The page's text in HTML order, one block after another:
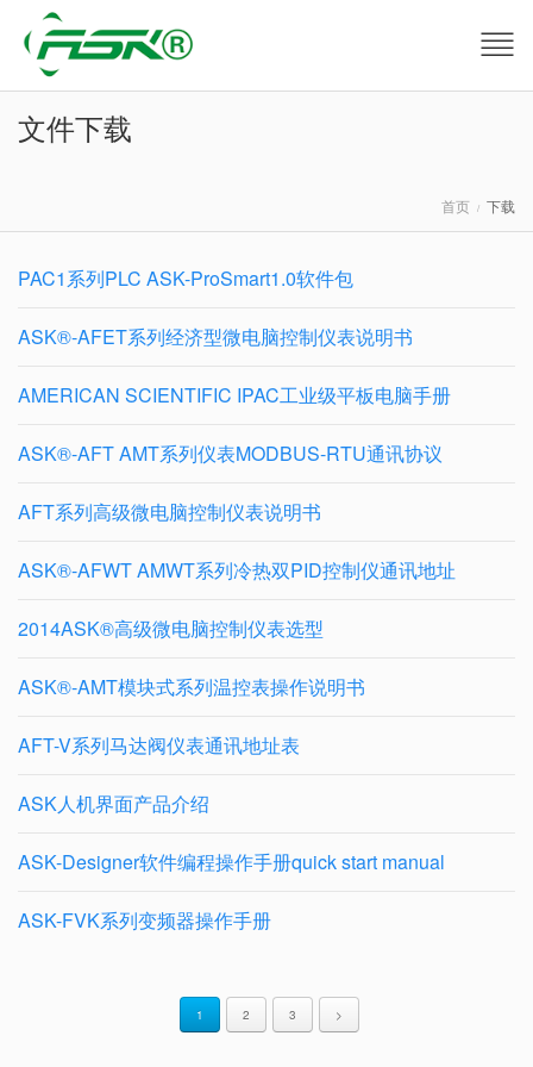
文件下载
首页 下载
PAC1系列PLC ASK-ProSmart1.0软件包
ASK®-AFET系列经济型微电脑控制仪表说明书
AMERICAN SCIENTIFIC IPAC工业级平板电脑手册
ASK®-AFT AMT系列仪表MODBUS-RTU通讯协议
AFT系列高级微电脑控制仪表说明书
ASK®-AFWT AMWT系列冷热双PID控制仪通讯地址
2014ASK®高级微电脑控制仪表选型
ASK®-AMT模块式系列温控表操作说明书
AFT-V系列马达阀仪表通讯地址表
ASK人机界面产品介绍
ASK-Designer软件编程操作手册quick start manual
ASK-FVK系列变频器操作手册
1 2 3 >